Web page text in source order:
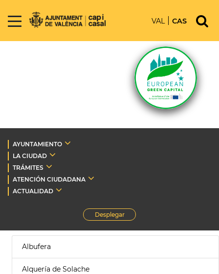
VAL CAS
AYUNTAMIENTO
LA CIUDAD
TRÁMITES
ATENCIÓN CIUDADANA
ACTUALIDAD
Desplegar
Albufera
Alquería de Solache